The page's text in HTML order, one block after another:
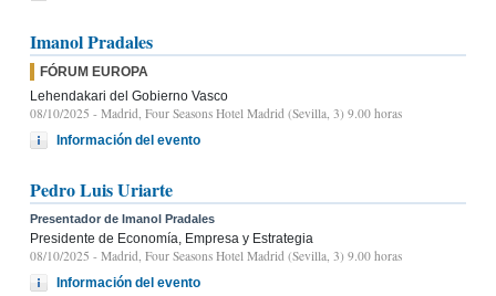
Imanol Pradales
FÓRUM EUROPA
Lehendakari del Gobierno Vasco
08/10/2025 - Madrid, Four Seasons Hotel Madrid (Sevilla, 3) 9.00 horas
Información del evento
Pedro Luis Uriarte
Presentador de Imanol Pradales
Presidente de Economía, Empresa y Estrategia
08/10/2025 - Madrid, Four Seasons Hotel Madrid (Sevilla, 3) 9.00 horas
Información del evento